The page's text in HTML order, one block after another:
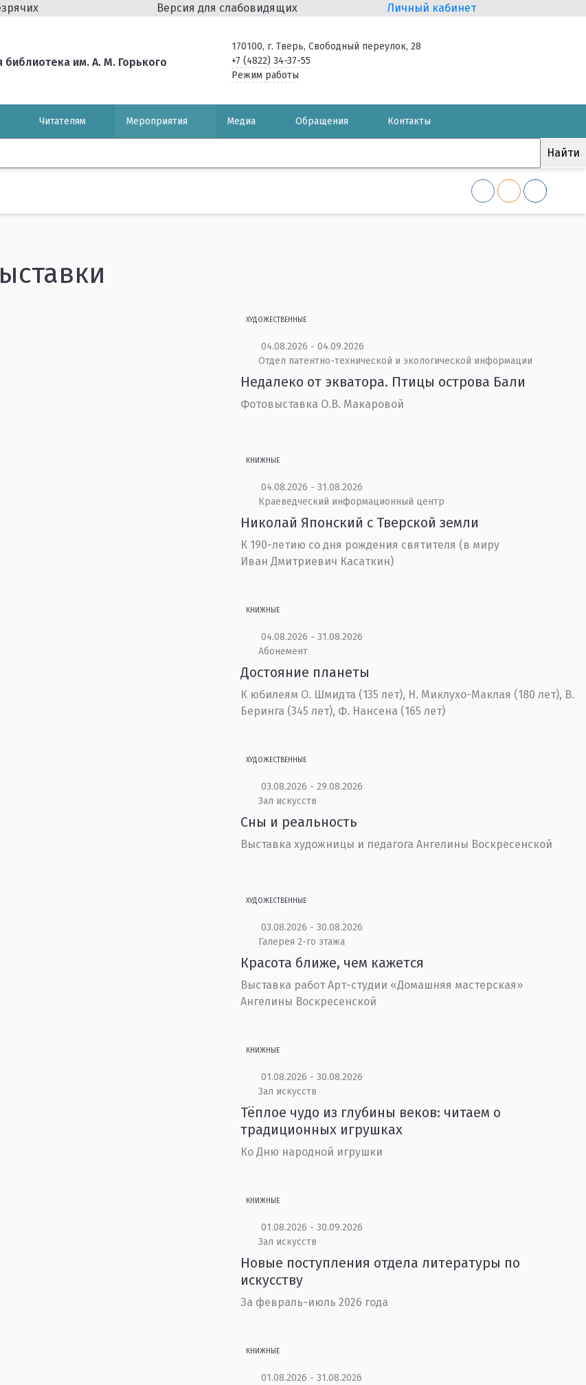
Версия для слабовидящих Личный кабинет
библиотека им. А. М. Горького
170100, г. Тверь, Свободный переулок, 28
+7 (4822) 34-37-55
Режим работы
Читателям Мероприятия Медиа Обращения Контакты
ХУДОЖЕСТВЕННЫЕ
04.08.2026 - 04.09.2026
Отдел патентно-технической и экологической информации
Недалеко от экватора. Птицы острова Бали
Фотовыставка О.В. Макаровой
КНИЖНЫЕ
04.08.2026 - 31.08.2026
Краеведческий информационный центр
Николай Японский с Тверской земли
К 190-летию со дня рождения святителя (в миру
Иван Дмитриевич Касаткин)
КНИЖНЫЕ
04.08.2026 - 31.08.2026
Абонемент
Достояние планеты
К юбилеям О. Шмидта (135 лет), Н. Миклухо-Маклая (180 лет), В.
Беринга (345 лет), Ф. Нансена (165 лет)
ХУДОЖЕСТВЕННЫЕ
03.08.2026 - 29.08.2026
Зал искусств
Сны и реальность
Выставка художницы и педагога Ангелины Воскресенской
ХУДОЖЕСТВЕННЫЕ
03.08.2026 - 30.08.2026
Галерея 2-го этажа
Красота ближе, чем кажется
Выставка работ Арт-студии «Домашняя мастерская»
Ангелины Воскресенской
КНИЖНЫЕ
01.08.2026 - 30.08.2026
Зал искусств
Тёплое чудо из глубины веков: читаем о
традиционных игрушках
Ко Дню народной игрушки
КНИЖНЫЕ
01.08.2026 - 30.09.2026
Зал искусств
Новые поступления отдела литературы по
искусству
За февраль-июль 2026 года
КНИЖНЫЕ
01.08.2026 - 31.08.2026